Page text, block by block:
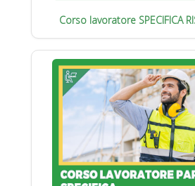
Corso lavoratore SPECIFICA